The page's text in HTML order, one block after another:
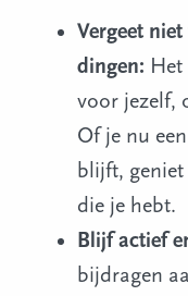
Vergeet
dingen:
voor jezelf,
Of je nu
blijft, geniet
die je hebt.
Blijf actief
bijdragen